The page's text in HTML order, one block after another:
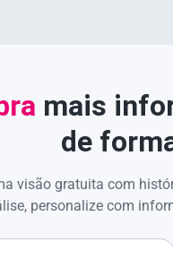
mais
de
visão gratuita com
personalize com